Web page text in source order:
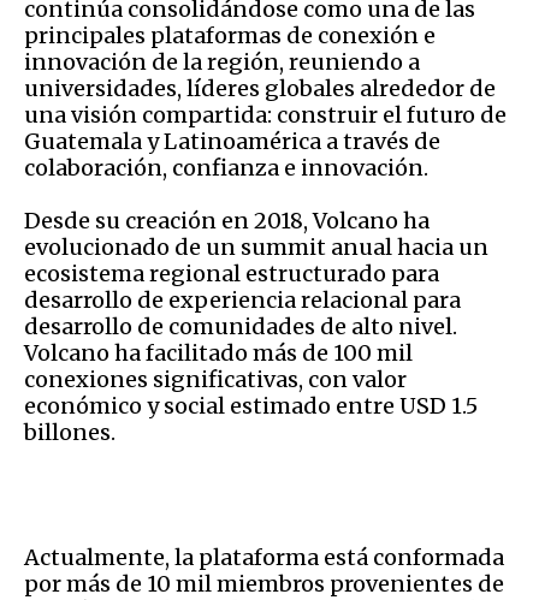
continúa consolidándose como una de las
principales plataformas de conexión e
innovación de la región, reuniendo a
universidades, líderes globales alrededor de
una visión compartida: construir el futuro de
Guatemala y Latinoamérica a través de
colaboración, confianza e innovación.
Desde su creación en 2018, Volcano ha
evolucionado de un summit anual hacia un
ecosistema regional estructurado para
desarrollo de experiencia relacional para
desarrollo de comunidades de alto nivel.
Volcano ha facilitado más de 100 mil
conexiones significativas, con valor
económico y social estimado entre USD 1.5
billones.
Actualmente, la plataforma está conformada
por más de 10 mil miembros provenientes de